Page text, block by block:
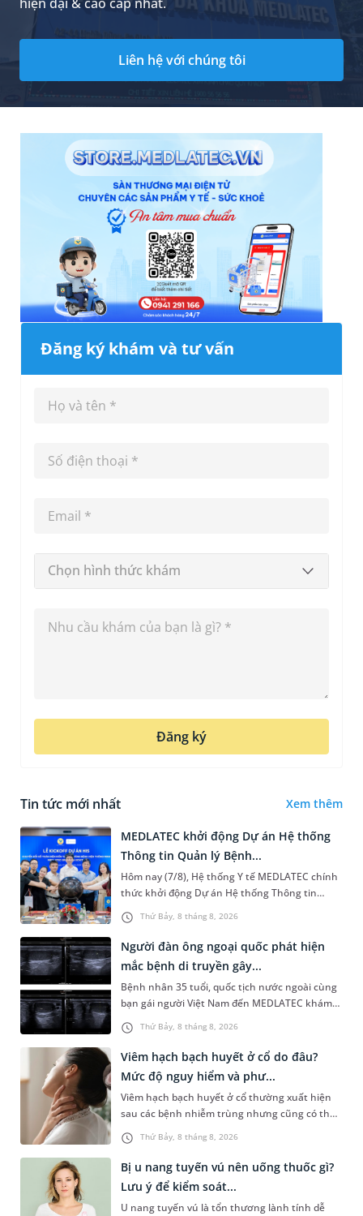
Liên hệ với chúng tôi
Đăng ký khám và tư vấn
Chọn hình thức khám
Đăng ký
Tin tức mới nhất Xem thêm
Thứ Bảy, 8 tháng 8, 2026
MEDLATEC khởi động Dự án Hệ thống
Thông tin Quản lý Bệnh...
Hôm nay (7/8), Hệ thống Y tế MEDLATEC chính
thức khởi động Dự án Hệ thống Thông tin
Quản lý Bệnh viện (HIS - Hospital Information
System) giai đoạn mới. Dự á...
Thứ Bảy, 8 tháng 8, 2026
Người đàn ông ngoại quốc phát hiện
mắc bệnh di truyền gây...
Bệnh nhân 35 tuổi, quốc tịch nước ngoài cùng
bạn gái người Việt Nam đến MEDLATEC khám
sức khỏe tiền hôn nhân. Qua thăm khám và
làm các xét nghiệm chuyên sâu,...
Thứ Bảy, 8 tháng 8, 2026
Viêm hạch bạch huyết ở cổ do đâu?
Mức độ nguy hiểm và phư...
Viêm hạch bạch huyết ở cổ thường xuất hiện
sau các bệnh nhiễm trùng nhưng cũng có thể
liên quan đến lao hạch hoặc ung thư. Để tìm
hiểu nguyên nhân gây viêm,...
Bị u nang tuyến vú nên uống thuốc gì?
Lưu ý để kiểm soát...
U nang tuyến vú là tổn thương lành tính dễ